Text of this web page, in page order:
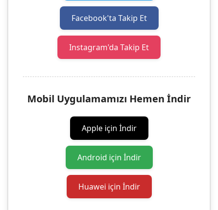
Facebook'ta Takip Et
Instagram'da Takip Et
Mobil Uygulamamızı Hemen İndir
Apple için İndir
Android için İndir
Huawei için İndir